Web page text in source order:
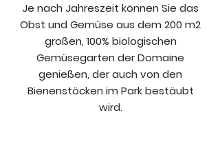
Je nach Jahreszeit können Sie das
Obst und Gemüse aus dem 200 m2
großen, 100% biologischen
Gemüsegarten der Domaine
genießen, der auch von den
Bienenstöcken im Park bestäubt
wird.